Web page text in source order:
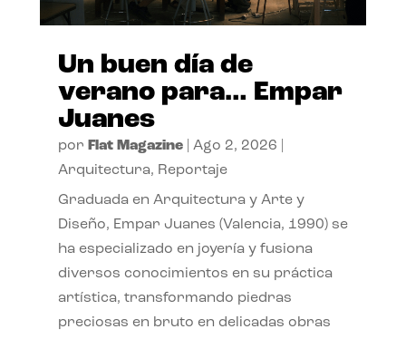
Un buen día de
verano para… Empar
Juanes
por Flat Magazine| Ago 2, 2026
Arquitectura, Reportaje
Graduada en Arquitectura y Arte y
Diseño, Empar Juanes (Valencia, 1990) se
ha especializado en joyería y fusiona
diversos conocimientos en su práctica
artística, transformando piedras
preciosas en bruto en delicadas obras